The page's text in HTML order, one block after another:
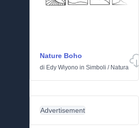
Nature Boho
di Edy Wiyono in Simboli / Natura
Advertisement